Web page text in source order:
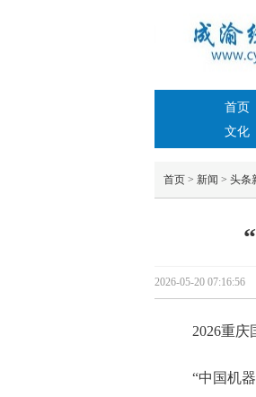
首页
文化
首页 > 新闻 > 头条
2026-05-20
2026重
“中国机